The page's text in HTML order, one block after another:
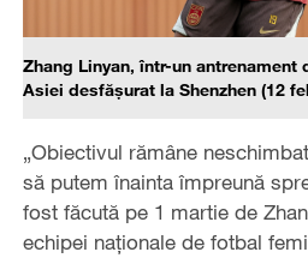
Zhang Linyan, într-un antrenament
Asiei desfășurat la Shenzhen (12
„Obiectivul rămâne
să putem înainta împreună
fost făcută pe 1 martie de
echipei naționale de fotbal